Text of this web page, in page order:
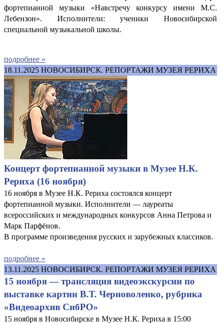
фортепианной музыки «Навстречу конкурсу имени М.С.
Лебензон». Исполнители: ученики Новосибирской
специальной музыкальной школы.
подробнее »
18.11.2025 НОВОСИБИРСК. РЕПОРТАЖИ МУЗЕЯ РЕРИХА
Концерт фортепианной музыки в Музее Н.К.
Рериха (16 ноября)
16 ноября в Музее Н.К. Рериха состоялся концерт
фортепианной музыки. Исполнители — лауреаты
всероссийских и международных конкурсов Анна Петрова и
Марк Парфёнов.
В программе произведения русских и зарубежных классиков.
подробнее »
13.11.2025 НОВОСИБИРСК. РЕПОРТАЖИ МУЗЕЯ РЕРИХА
15 ноября — трансляция видеоэкскурсии по
выставке картин В.Т. Черноволенко, рубрика
«Видеоархив СибРО»
15 ноября в Новосибирске в Музее Н.К. Рериха в 15:00